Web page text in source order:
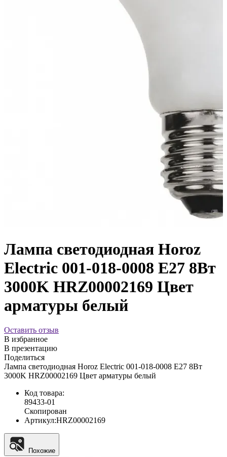
Лампа светодиодная Horoz
Electric 001-018-0008 E27 8Вт
3000K HRZ00002169 Цвет
арматуры белый
Оставить отзыв
В избранное
В презентацию
Поделиться
Лампа светодиодная Horoz Electric 001-018-0008 E27 8Вт
3000K HRZ00002169 Цвет арматуры белый
Код товара:
89433-01
Скопирован
Артикул:HRZ00002169
Похожие